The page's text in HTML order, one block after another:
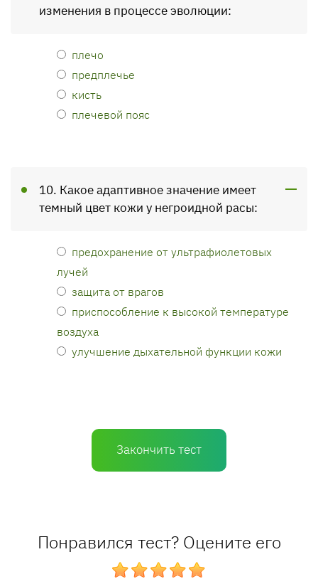
изменения в процессе эволюции:
плечо
предплечье
кисть
плечевой пояс
10. Какое адаптивное значение имеет
темный цвет кожи у негроидной расы:
предохранение от ультрафиолетовых
лучей
защита от врагов
приспособление к высокой температуре
воздуха
улучшение дыхательной функции кожи
Закончить тест
Понравился тест? Оцените его